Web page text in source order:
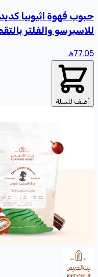
حبوب قهوة اثيوبيا
77.05
أضف للسلة